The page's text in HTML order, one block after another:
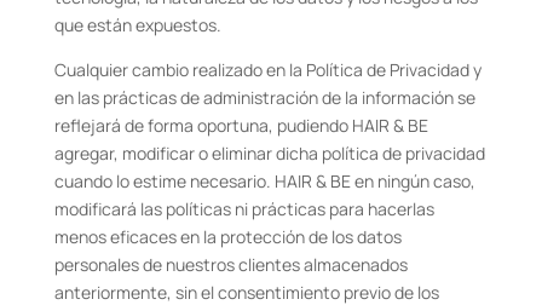
que están expuestos.
Cualquier cambio realizado en la Política de Privacidad y
en las prácticas de administración de la información se
reflejará de forma oportuna, pudiendo HAIR & BE
agregar, modificar o eliminar dicha política de privacidad
cuando lo estime necesario. HAIR & BE en ningún caso,
modificará las políticas ni prácticas para hacerlas
menos eficaces en la protección de los datos
personales de nuestros clientes almacenados
anteriormente, sin el consentimiento previo de los